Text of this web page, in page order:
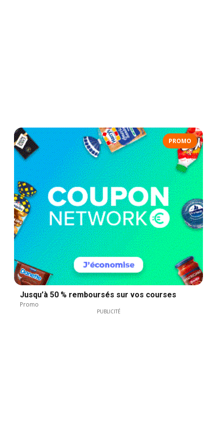
PROMO
Jusqu’à 50 % remboursés sur vos courses
Promo
PUBLICITÉ